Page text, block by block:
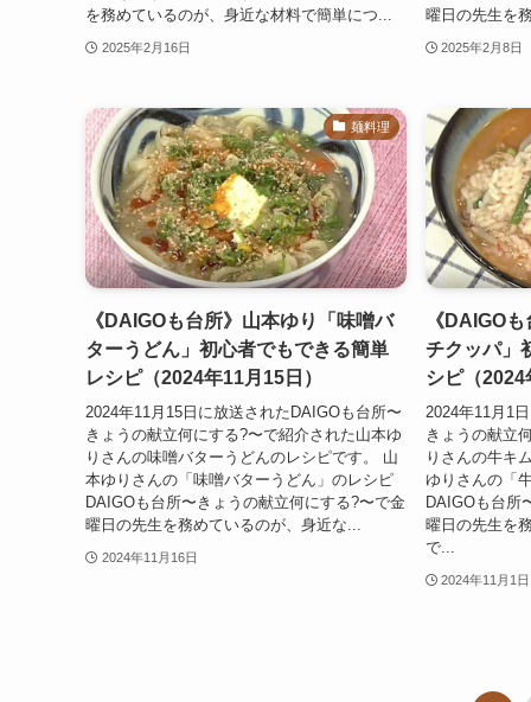
を務めているのが、身近な材料で簡単につ...
2025年2月16日
曜日の先生を
2025年2月8日
麺料理
《DAIGOも台所》山本ゆり「味噌バ
ターうどん」初心者でもできる簡単
レシピ（2024年11月15日）
2024年11月15日に放送されたDAIGOも台所〜
きょうの献立何にする?〜で紹介された山本ゆ
りさんの味噌バターうどんのレシピです。 山
本ゆりさんの「味噌バターうどん」のレシピ
DAIGOも台所〜きょうの献立何にする?〜で金
曜日の先生を務めているのが、身近な...
2024年11月16日
《DAIGO
チクッパ」
シピ（2024
2024年11月1
きょうの献立
りさんの牛キ
ゆりさんの「
DAIGOも台所
曜日の先生を
で...
2024年11月1日